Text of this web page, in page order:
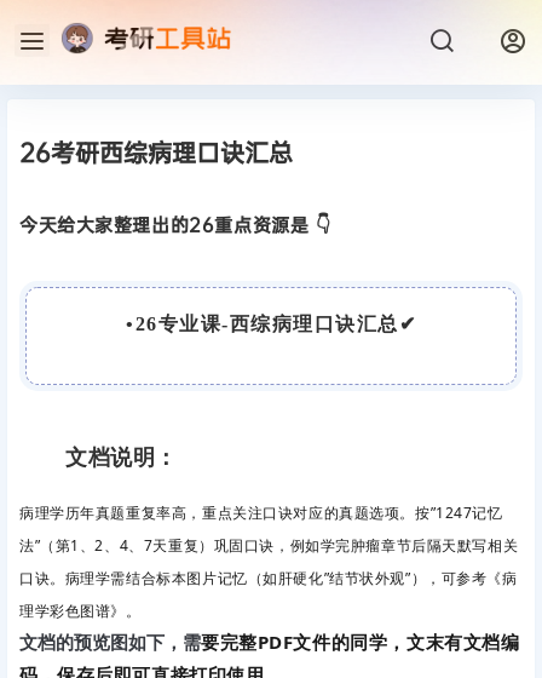
26考研西综病理口诀汇总
今天给大家整理出的26重点资源是 👇
•26专业课-西综病理口诀汇总 ✔
文档说明：
病理学历年真题重复率高， 重点关注口诀对应的真题选项。按”1247记忆
法”（第1、2、4、7天重复）巩固口诀，例如学完肿瘤章节后隔天默写相关
口诀。病理学需结合标本图片记忆（如肝硬化”结节状外观”），可参考《病
理学彩色图谱》。
文档的预览图如下，需要完整PDF文件的同学，文末有文档编